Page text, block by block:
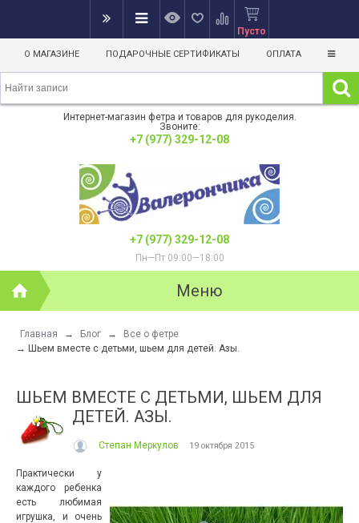
Пусто
О МАГАЗИНЕ ПОДАРОЧНЫЕ СЕРТИФИКАТЫ ОПЛАТА
Интернет-магазин фетра и товаров для рукоделия.
Звоните:
+7 (977) 329-12-08
+7 (977) 329-12-08
Пн—Пт 09:00—18:00
Меню
Главная → Блог →
Все о фетре
→ Шьем вместе с детьми, шьем для детей. Азы.
ШЬЕМ ВМЕСТЕ С ДЕТЬМИ, ШЬЕМ ДЛЯ
ДЕТЕЙ. АЗЫ.
Степан Меркулов 19 октября 2015
Практически у
каждого ребенка
есть любимая
игрушка, и очень